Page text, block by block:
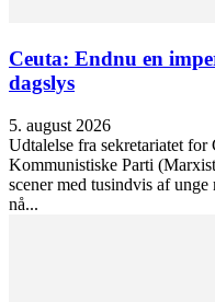
Ceuta: Endnu en
dagslys
5. august 2026
Udtalelse fra sekretariatet
Kommunistiske Parti
scener med tusindvis af
nå...